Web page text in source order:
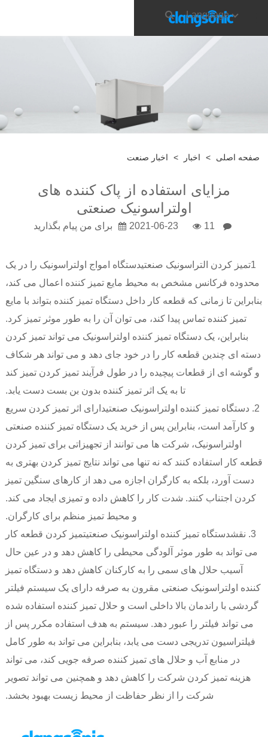
Language
صفحه اصلی > اخبار > اخبار صنعت
مزایای استفاده از پاک کننده های
اولتراسونیک صنعتی
2021-06-23 11 برای من پیام بگذارید
1تمیز کردن التراسونیک صنعتیدستگاه امواج اولتراسونیک را در یک
محدوده فرکانس مشخص به محیط مایع تمیز کننده اعمال می کند،
بنابراین تا زمانی که قطعه کار داخل دستگاه تمیز کننده بتواند با مایع
تمیز کننده تماس پیدا کند، می توان آن را به طور موثر تمیز کرد.
بنابراین، یک دستگاه تمیز کننده اولتراسونیک می تواند تمیز کردن
دسته ای چندین قطعه کار را در خود جای دهد و می تواند هر شکاف
و گوشه ای از قطعات پیچیده را در طول فرآیند تمیز کردن تمیز کند
تا به یک اثر تمیز کننده بدون بن بست دست یابد.
2. دستگاه تمیز کننده اولتراسونیک صنعتیدارای اثر تمیز کردن سریع
و کارآمد است، بنابراین پس از خرید یک دستگاه تمیز کننده صنعتی
اولتراسونیک، شرکت ها می توانند از تجهیزاتی برای تمیز کردن
قطعه کار استفاده کنند که نه تنها می تواند نتایج تمیز کردن بهتری به
دست آورد، بلکه به کارگران اجازه می دهد از کارهای سنگین تمیز
کردن اجتناب کنند. شدت کار را کاهش داده و تمیزی ایجاد می کند.
و محیط تمیز منظم برای کارگران.
3. نقش
دستگاه تمیز کننده اولتراسونیک صنعتیتمیز کردن قطعه کار
می تواند به طور موثر آلودگی محیطی را کاهش دهد و در عین حال
آسیب حلال های سمی را به کارکنان کاهش دهد و دستگاه تمیز
کننده اولتراسونیک صنعتی مقرون به صرفه دارای یک سیستم فیلتر
گردشی با راندمان بالا داخلی است و حلال تمیز کننده استفاده شده
می تواند فیلتر را عبور دهد. سیستم به هدف استفاده مکرر پس از
فیلتراسیون تدریجی دست می یابد، بنابراین می تواند به طور کامل
در منابع آب و حلال های تمیز کننده صرفه جویی کند، می تواند
هزینه تمیز کردن شرکت را کاهش دهد و همچنین می تواند تصویر
شرکت را از نظر حفاظت از محیط زیست بهبود بخشد.